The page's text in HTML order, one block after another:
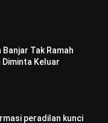
Tak Ramah
Keluar
peradilan kunci